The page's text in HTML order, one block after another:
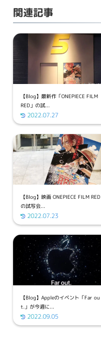
関連記事
【Blog】最新作「ONEPIECE FILM
RED」の試...
2022.07.27
【Blog】映画 ONEPIECE FILM RED
の試写会...
2022.07.23
【Blog】Appleのイベント「Far ou
t.」が今週に...
2022.09.05